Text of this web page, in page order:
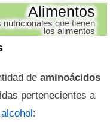
Alimentos
que tienen
los alimentos
de aminoácidos
pertenecientes a
: